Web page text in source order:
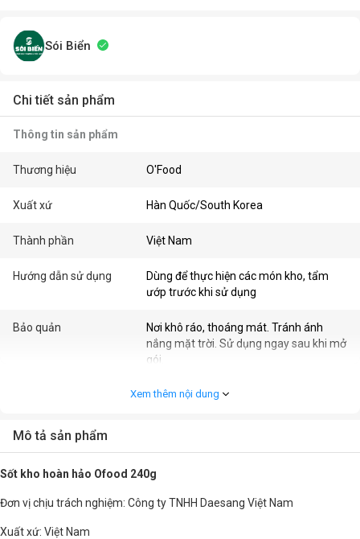
Sói Biển
Chi tiết sản phẩm
Thông tin sản phẩm
Thương hiệu O'Food
Xuất xứ Hàn Quốc/South Korea
Thành phần Việt Nam
Hướng dẫn sử dụng
Dùng để thực hiện các món kho, tẩm
ướp trước khi sử dụng
Bảo quản
Nơi khô ráo, thoáng mát. Tránh ánh
nắng mặt trời. Sử dụng ngay sau khi mở
gói.
240g
Thời hạn sử dụng (Tháng)
Xem thêm nội dung
Mô tả sản phẩm
Sốt kho hoàn hảo Ofood 240g
Đơn vị chịu trách nghiệm: Công ty TNHH Daesang Việt Nam
Xuất xứ: Việt Nam